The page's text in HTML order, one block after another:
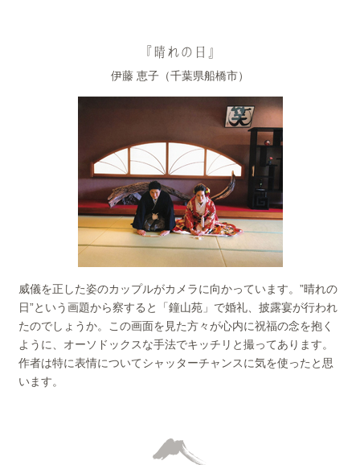
『晴れの日』
伊藤 恵子（千葉県船橋市）
威儀を正した姿のカップルがカメラに向かっています。”晴れの
日”という画題から察すると「鐘山苑」で婚礼、披露宴が行われ
たのでしょうか。この画面を見た方々が心内に祝福の念を抱く
ように、オーソドックスな手法でキッチリと撮ってあります。
作者は特に表情についてシャッターチャンスに気を使ったと思
います。